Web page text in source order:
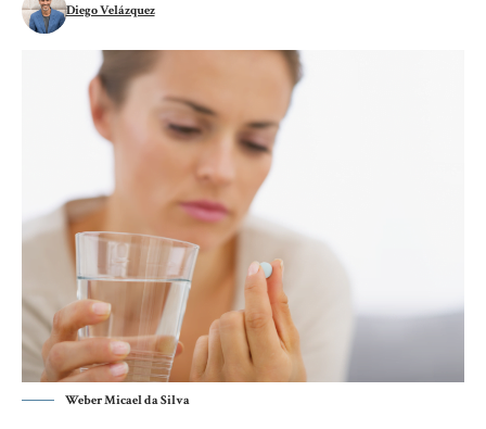
Diego Velázquez
Weber Micael da Silva